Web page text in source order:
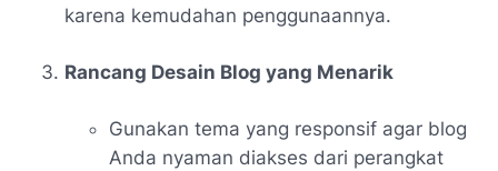
karena kemudahan penggunaannya.
Rancang Desain Blog yang Menarik
Gunakan tema yang responsif agar blog
Anda nyaman diakses dari perangkat